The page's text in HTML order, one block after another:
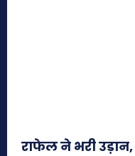
राफेल ने भरी